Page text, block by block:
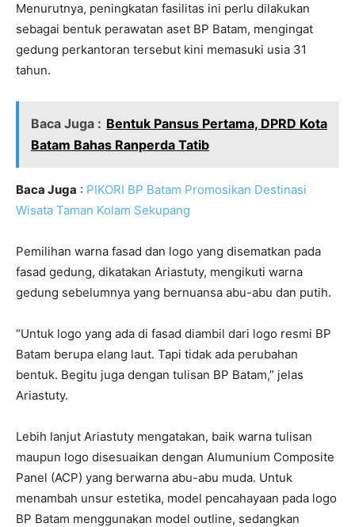
Menurutnya, peningkatan fasilitas ini perlu dilakukan
sebagai bentuk perawatan aset BP Batam, mengingat
gedung perkantoran tersebut kini memasuki usia 31
tahun.
Baca Juga : Bentuk Pansus Pertama, DPRD Kota
Batam Bahas Ranperda Tatib
Baca Juga : PIKORI BP Batam Promosikan Destinasi
Wisata Taman Kolam Sekupang
Pemilihan warna fasad dan logo yang disematkan pada
fasad gedung, dikatakan Ariastuty, mengikuti warna
gedung sebelumnya yang bernuansa abu-abu dan putih.
“Untuk logo yang ada di fasad diambil dari logo resmi BP
Batam berupa elang laut. Tapi tidak ada perubahan
bentuk. Begitu juga dengan tulisan BP Batam,” jelas
Ariastuty.
Lebih lanjut Ariastuty mengatakan, baik warna tulisan
maupun logo disesuaikan dengan Alumunium Composite
Panel (ACP) yang berwarna abu-abu muda. Untuk
menambah unsur estetika, model pencahayaan pada logo
BP Batam menggunakan model outline, sedangkan